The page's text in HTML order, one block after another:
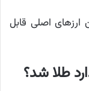
ارزهای اصلی قابل
طلا شد؟